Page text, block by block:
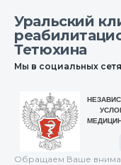
Уральский
Тетюхина
Мы в социальных
Обращаем Ваше